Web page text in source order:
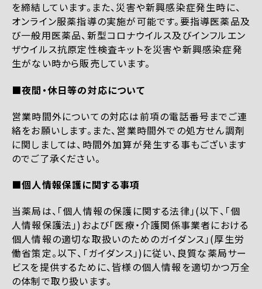
を締結しています。また、災害や新興感染症発生時に、
オンライン服薬指導の実施が可能です。要指導医薬品及
び一般用医薬品、新型コロナウイルス及びインフルエン
ザウイルス抗原定性検査キットを災害や新興感染症発
生がない時から販売しています。
■夜間・休日等の対応について
営業時間外についての対応は前項の電話番号までご連
絡をお願いします。また、営業時間外での処方せん調剤
に関しましては、時間外加算が発生する事もございます
のでご了承ください。
■個人情報保護に関する事項
当薬局は、「個人情報の保護に関する法律」(以下、「個
人情報保護法」)および「医療・介護関係事業者における
個人情報の適切な取扱いのためのガイダンス」(厚生労
働省策定。以下、「ガイダンス」)に従い、良質な薬局サー
ビスを提供するために、皆様の個人情報を適切かつ万全
の体制で取り扱います。